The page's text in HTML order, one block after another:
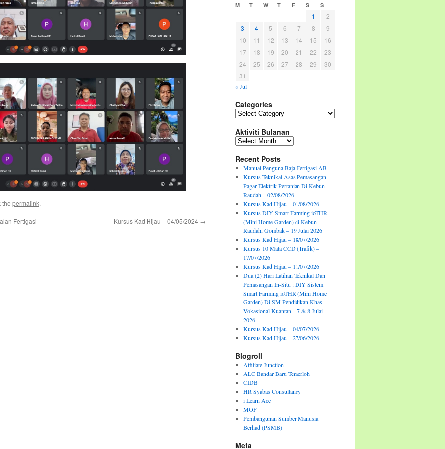
the permalink.
Fertigasi
Kursus Kad Hijau – 04/05/2024 →
M T W T F S S
1
2
3
4 5 6 7 8
9
10
11 12 13 14 15
16
17
18 19 20 21 22
23
24
25 26 27 28 29
30
31
« Jul
Categories
Categories
Aktiviti Bulanan
Aktiviti
Recent Posts
Manual Penguna Baja Fertigasi AB
Kursus Teknikal Asas Pemasangan
Pagar Elektrik Pertanian Di Kebun
Raudah – 02/08/2026
Kursus Kad Hijau – 01/08/2026
Kursus DIY Smart Farming ioTHR
(Mini Home Garden) di Kebun
Raudah, Gombak – 19 Julai 2026
Kursus Kad Hijau – 18/07/2026
Kursus 10 Mata CCD (Trafik) –
17/07/2026
Kursus Kad Hijau – 11/07/2026
Dua (2) Hari Latihan Teknikal Dan
Pemasangan In-Situ : DIY Sistem
Smart Farming ioTHR (Mini Home
Garden) Di SM Pendidikan Khas
Vokasional Kuantan – 7 & 8 Julai
2026
Kursus Kad Hijau – 04/07/2026
Kursus Kad Hijau – 27/06/2026
Blogroll
Affiliate Junction
ALC Bandar Baru Temerloh
CIDB
HR Syabas Consultancy
i Learn Ace
MOF
Pembangunan Sumber Manusia
Berhad (PSMB)
Meta